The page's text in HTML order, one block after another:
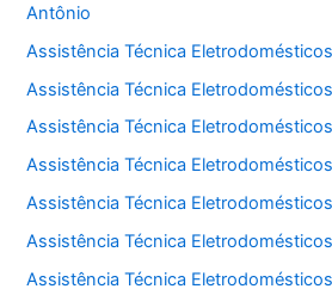
Antônio
Assistência Técnica
Assistência Técnica
Assistência Técnica
Assistência Técnica
Assistência Técnica
Assistência Técnica
Assistência Técnica